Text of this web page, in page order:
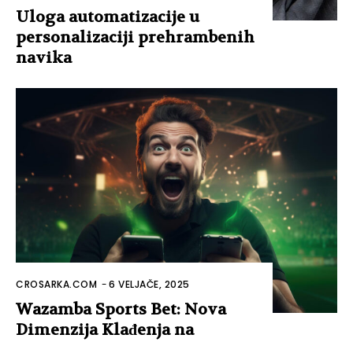
Uloga automatizacije u
personalizaciji prehrambenih
navika
CROSARKA.COM -6 VELJAČE, 2025
Wazamba Sports Bet: Nova
Dimenzija Klađenja na